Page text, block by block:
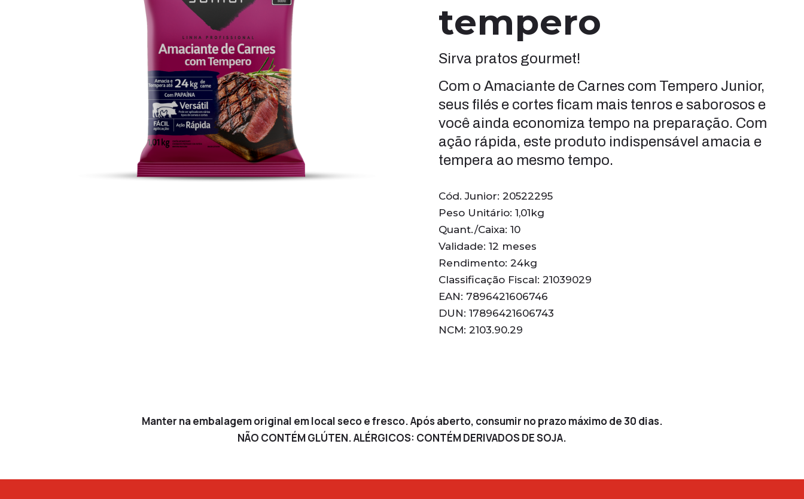
tempero
Sirva pratos gourmet!
Com o Amaciante de Carnes com Tempero Junior,
seus filés e cortes ficam mais tenros e saborosos e
você ainda economiza tempo na preparação. Com
ação rápida, este produto indispensável amacia e
tempera ao mesmo tempo.
Cód. Junior: 20522295
Peso Unitário: 1,01kg
Quant./Caixa: 10
Validade: 12 meses
Rendimento: 24kg
Classificação Fiscal: 21039029
EAN: 7896421606746
DUN: 17896421606743
NCM: 2103.90.29
Manter na embalagem original em local seco e fresco. Após aberto, consumir no prazo máximo de 30 dias.
NÃO CONTÉM GLÚTEN. ALÉRGICOS: CONTÉM DERIVADOS DE SOJA.